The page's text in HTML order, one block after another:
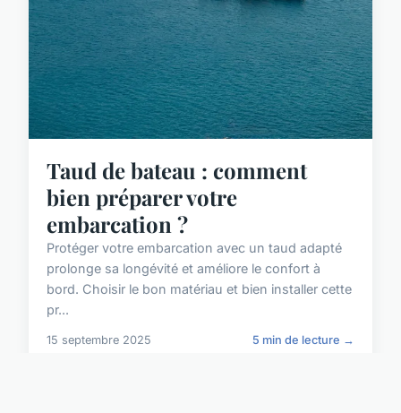
Taud de bateau : comment
bien préparer votre
embarcation ?
Protéger votre embarcation avec un taud adapté
prolonge sa longévité et améliore le confort à
bord. Choisir le bon matériau et bien installer cette
pr...
15 septembre 2025 5 min de lecture →